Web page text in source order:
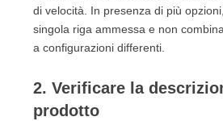
di velocità. In presenza di più
singola riga ammessa e non
a configurazioni differenti.
2. Verificare la
prodotto